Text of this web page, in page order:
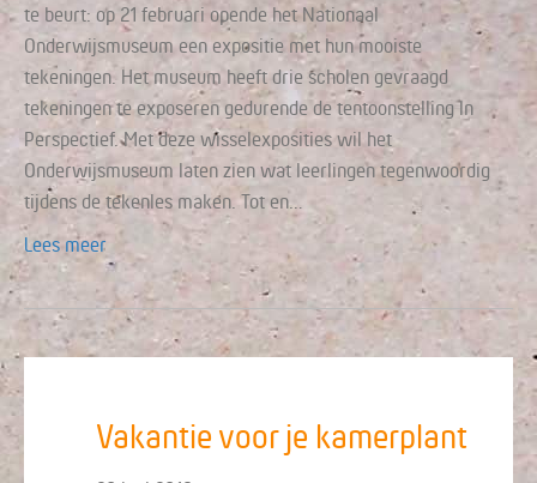
te beurt: op 21 februari opende het Nationaal
Onderwijsmuseum een expositie met hun mooiste
tekeningen. Het museum heeft drie scholen gevraagd
tekeningen te exposeren gedurende de tentoonstelling In
Perspectief. Met deze wisselexposities wil het
Onderwijsmuseum laten zien wat leerlingen tegenwoordig
tijdens de tekenles maken. Tot en…
Lees meer
Vakantie voor je kamerplant